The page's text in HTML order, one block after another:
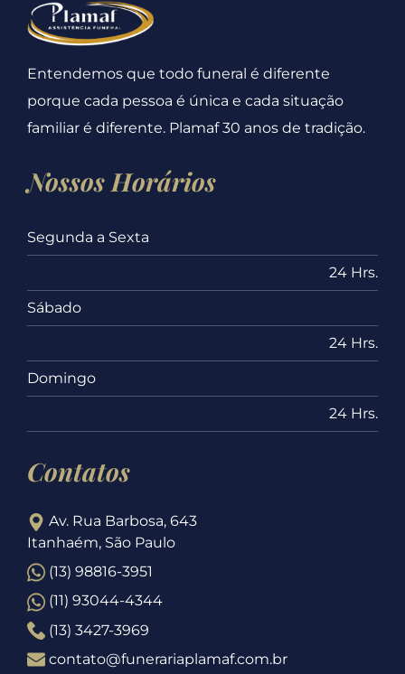
Entendemos que todo funeral é diferente
porque cada pessoa é única e cada situação
familiar é diferente. Plamaf 30 anos de tradição.
Nossos Horários
Segunda a Sexta
24 Hrs.
Sábado
24 Hrs.
Domingo
24 Hrs.
Contatos
Av. Rua Barbosa, 643
Itanhaém, São Paulo
(13) 98816-3951
(11) 93044-4344
(13) 3427-3969
contato@funerariaplamaf.com.br